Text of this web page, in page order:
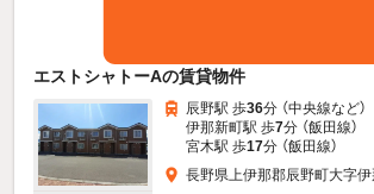
エストシャトーAの賃貸物件
辰野駅 歩36分 （中央線など）
伊那新町駅 歩7分 （飯田線）
宮木駅 歩17分 （飯田線）
長野県上伊那郡辰野町大字伊